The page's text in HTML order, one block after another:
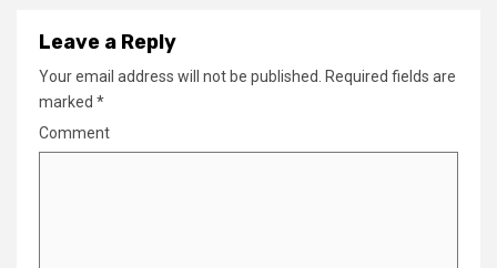
Leave a Reply
Your email address will not be published.
Required fields are
marked *
Comment